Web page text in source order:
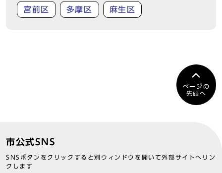
宮前区 多摩区 麻生区
ページの
先頭へ
市公式SNS
SNSボタンをクリックすると別ウィンドウを開いて外部サイトへリン
クします